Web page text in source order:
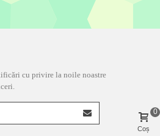
cu privire la noile noastre
Coș
0